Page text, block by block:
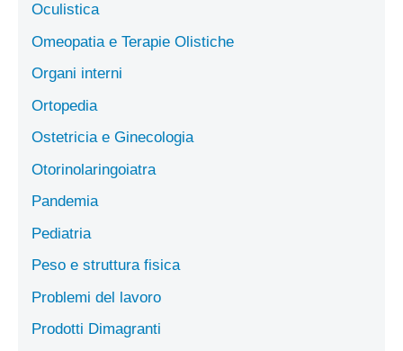
Oculistica
Omeopatia e Terapie Olistiche
Organi interni
Ortopedia
Ostetricia e Ginecologia
Otorinolaringoiatra
Pandemia
Pediatria
Peso e struttura fisica
Problemi del lavoro
Prodotti Dimagranti